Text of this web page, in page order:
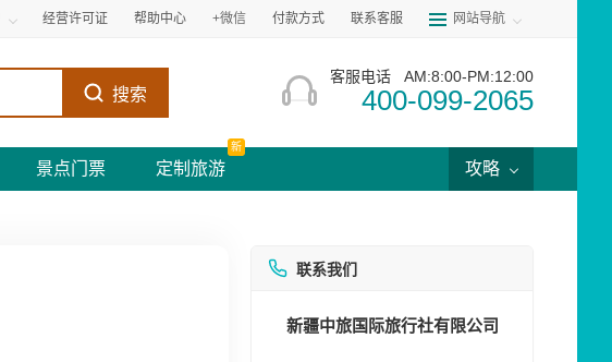
经营许可证 帮助中心 +微信 付款方式 联系客服 网站导航
搜索
客服电话 AM:8:00-PM:12:00
400-099-2065
景点门票 定制旅游
新
攻略
联系我们
新疆中旅国际旅行社有限公司